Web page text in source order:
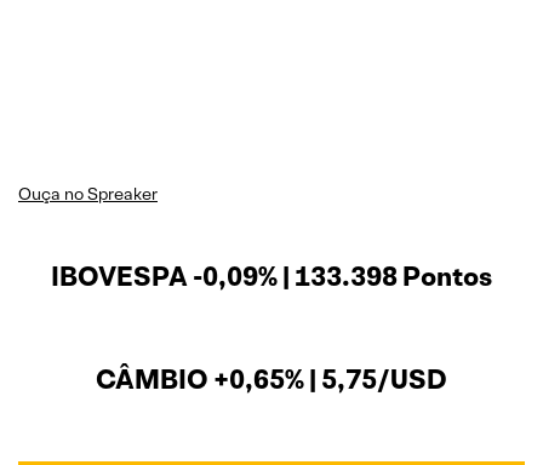
Ouça no Spreaker
IBOVESPA -0,09% | 133.398 Pontos
CÂMBIO +0,65% | 5,75/USD